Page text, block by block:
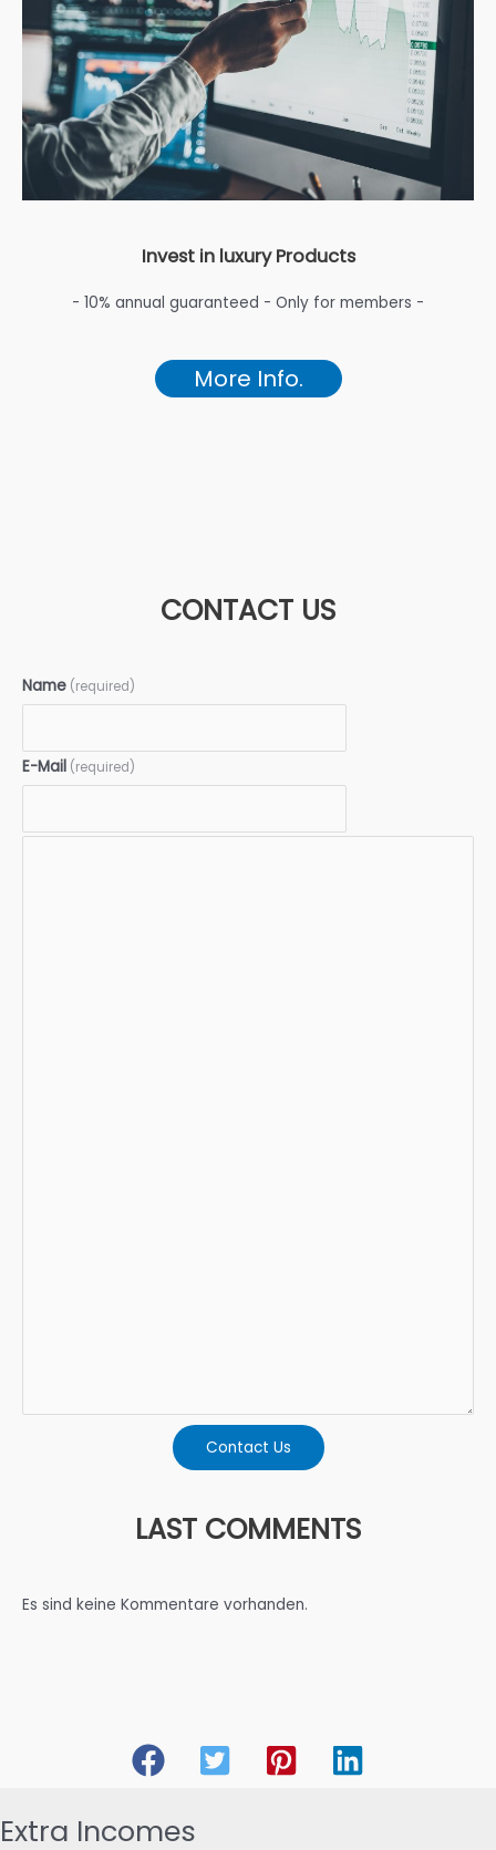
Invest in luxury Products
- 10% annual guaranteed - Only for members -
More Info.
CONTACT US
Name (required)
E-Mail (required)
Contact Us
LAST COMMENTS
Es sind keine Kommentare vorhanden.
Extra Incomes